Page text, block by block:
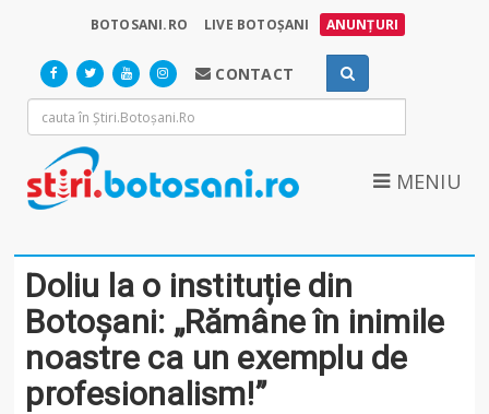
BOTOSANI.RO LIVE BOTOȘANI ANUNȚURI
CONTACT
MENIU
Doliu la o instituție din
Botoșani: „Rămâne în inimile
noastre ca un exemplu de
profesionalism!”